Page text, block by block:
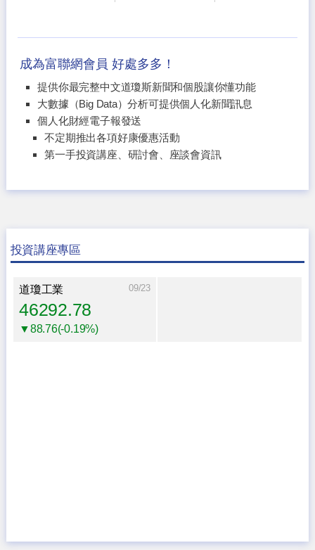
成為富聯網會員 好處多多！
提供你最完整中文道瓊斯新聞和個股讓你懂功能
大數據（Big Data）分析可提供個人化新聞訊息
個人化財經電子報發送
不定期推出各項好康優惠活動
第一手投資講座、研討會、座談會資訊
投資講座專區
道瓊工業 09/23
46292.78
▼88.76(-0.19%)